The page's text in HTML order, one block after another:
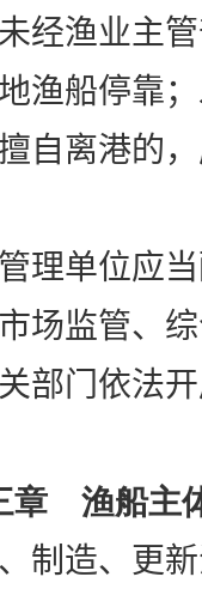
经渔业主
渔船停靠
自离港的
单位应当
场监管、
部门依法
章 渔船主
造、更新